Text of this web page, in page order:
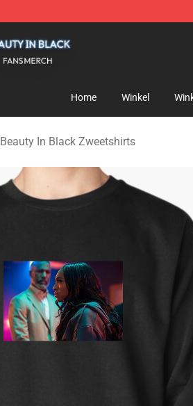
Home Winkel
Beauty In Black Zweetshirts